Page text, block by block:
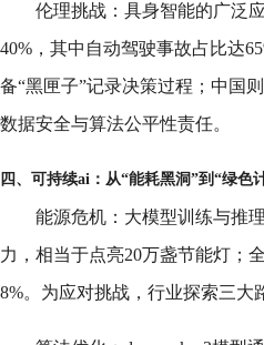
伦理挑战：具身智能的广泛
40%，其中自动驾驶事故占比达
备“黑匣子”记录决策过程；中国
数据安全与算法公平性责任。
四、可持续ai：从“能耗黑洞”到“绿色
能源危机：大模型训练与推
力，相当于点亮20万盏节能灯；
8%。为应对挑战，行业探索三大